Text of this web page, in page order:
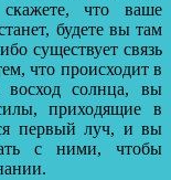
что ваше
будете вы там
существует связь
что происходит в
восход солнца, вы
приходящие в
первый луч, и вы
с ними, чтобы